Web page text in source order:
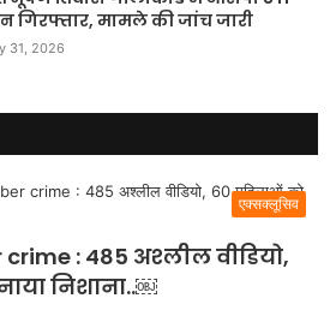
गिरफ्तार, मामले की जांच जारी
31, 2026
एक्सक्लूसिव
: 485 अश्लील वीडियो,
निशाना..￼